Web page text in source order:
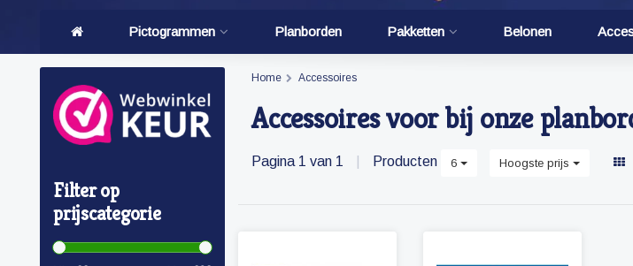
Pictogrammen Planborden Pakketten Belonen
Filter op
prijscategorie
Home Accessoires
Accessoires voor bij onze
Pagina 1 van 1 Producten 6 Hoogste prijs